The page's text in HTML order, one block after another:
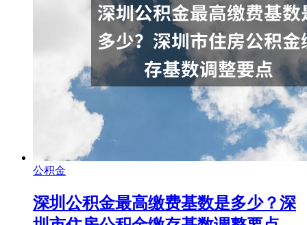
公积金
深圳公积金最高缴费基数是多少？深